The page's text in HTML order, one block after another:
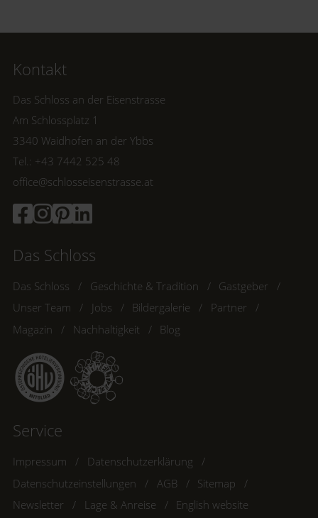
Kontakt
Das Schloss an der Eisenstrasse
Am Schlossplatz 1
3340 Waidhofen an der Ybbs
Tel.: +43 7442 525 48
office@schlosseisenstrasse.at
Das Schloss
Das Schloss Geschichte & Tradition
Gastgeber
Unser Team
Jobs Bildergalerie
Partner
Magazin
Nachhaltigkeit Blog
Service
Impressum
Datenschutzerklärung
Datenschutzeinstellungen
AGB
Sitemap
Newsletter
Lage & Anreise English website